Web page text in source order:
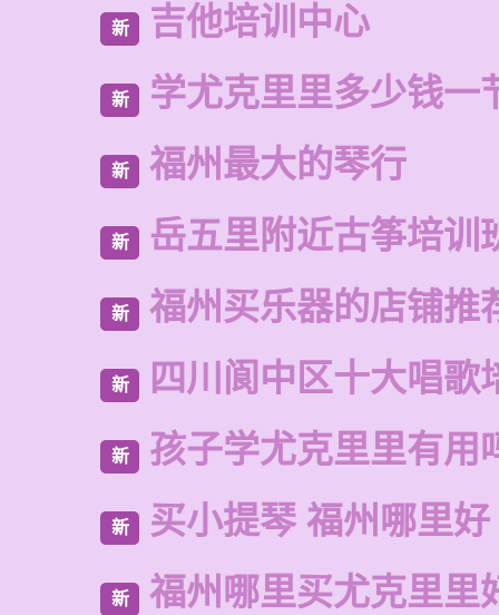
新 吉他培训中心
新 学尤克里里多少钱一
新 福州最大的琴行
新 岳五里附近古筝培训
新 福州买乐器的店铺推
新 四川阆中区十大唱歌
新 孩子学尤克里里有用
新 买小提琴 福州哪里好
新 福州哪里买尤克里里